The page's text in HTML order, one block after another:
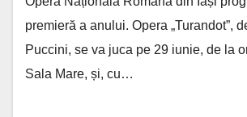
premieră a anului. Opera „Turandot”,
Puccini, se va juca pe 29 iunie, de la
Sala Mare, și, cu…